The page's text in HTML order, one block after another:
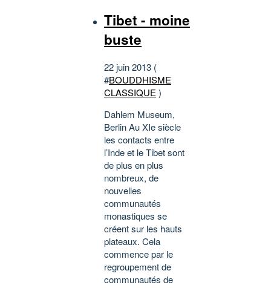
Tibet - moine
buste
22 juin 2013 (
#BOUDDHISME
CLASSIQUE )
Dahlem Museum,
Berlin Au XIe siècle
les contacts entre
l’Inde et le Tibet sont
de plus en plus
nombreux, de
nouvelles
communautés
monastiques se
créent sur les hauts
plateaux. Cela
commence par le
regroupement de
communautés de